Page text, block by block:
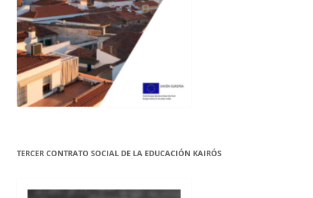
TERCER CONTRATO SOCIAL DE LA EDUCACIÓN KAIRÓS